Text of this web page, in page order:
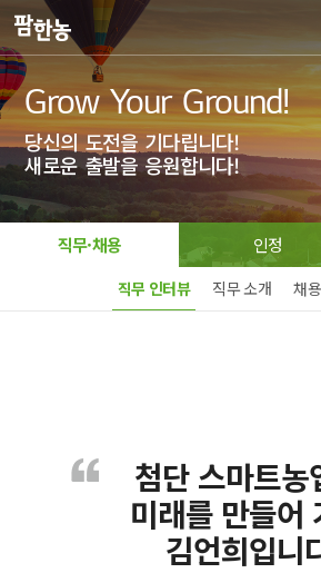
Grow Your Ground!
당신의 도전을 기다립니다!
새로운 출발을 응원합니다!
직무·채용 인정
직무 인터뷰 직무 소개 채
첨단 스마트농
미래를 만들어
김언희입니